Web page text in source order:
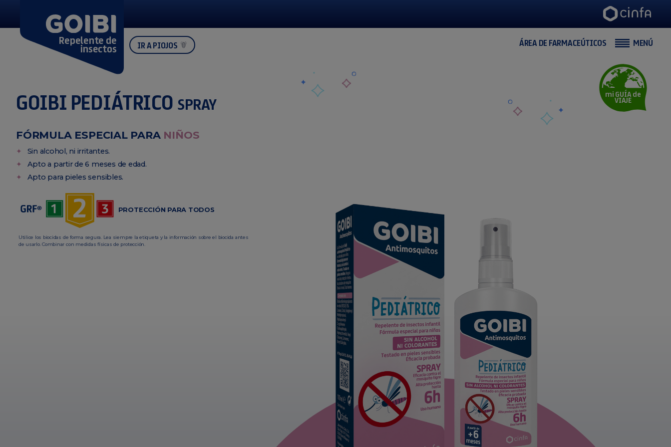
ÁREA DE FARMACEÚTICOS MENÚ
Repelente de
insectos IR A PIOJOS
mi GUÍA de
VIAJE
GOIBI PEDIÁTRICO SPRAY
FÓRMULA ESPECIAL PARA NIÑOS
Sin alcohol, ni irritantes.
Apto a partir de 6 meses de edad.
Apto para pieles sensibles.
PROTECCIÓN PARA TODOS
Utilice los biocidas de forma segura. Lea siempre la etiqueta y la información sobre el biocida antes
de usarlo. Combinar con medidas físicas de protección.